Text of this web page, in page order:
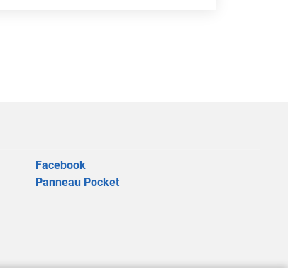
Facebook
Panneau Pocket